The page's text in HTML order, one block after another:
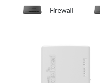
Firewall